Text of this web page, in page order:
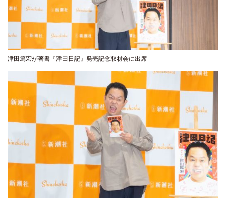
津田篤宏が著書『津田日記』発売記念取材会に出席